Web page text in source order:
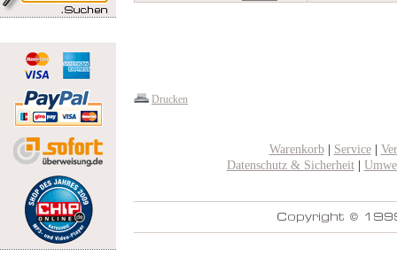
Drucken
Warenkorb| Service|
Datenschutz & Sicherheit|